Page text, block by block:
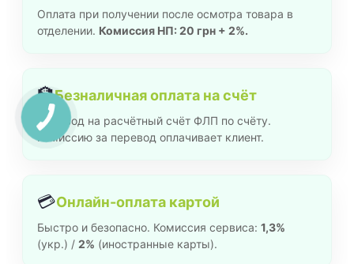
Оплата при получении после осмотра товара в
отделении. Комиссия НП: 20 грн + 2%.
🏦Безналичная оплата на счёт
Перевод на расчётный счёт ФЛП по счёту.
Комиссию за перевод оплачивает клиент.
💳Онлайн-оплата картой
Быстро и безопасно. Комиссия сервиса: 1,3%
(укр.) / 2% (иностранные карты).